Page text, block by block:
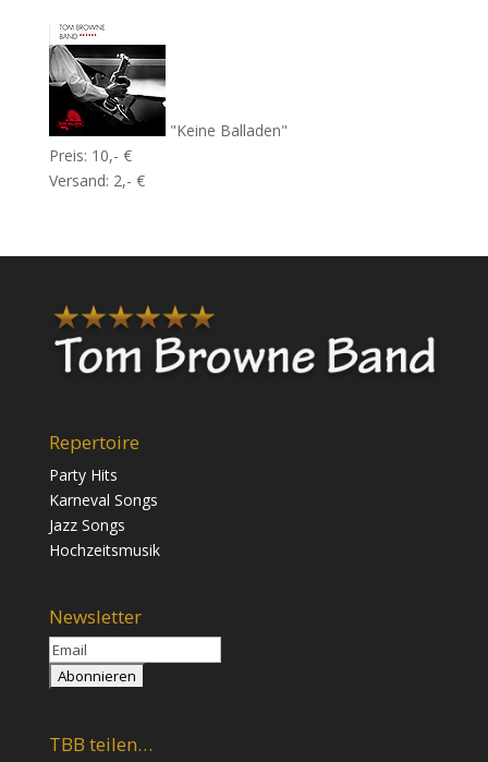
"Keine Balladen"
Preis: 10,- €
Versand: 2,- €
Repertoire
Party Hits
Karneval Songs
Jazz Songs
Hochzeitsmusik
Newsletter
TBB teilen…